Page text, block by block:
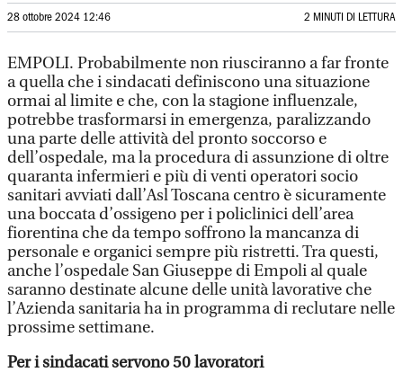
28 ottobre 2024 12:46 2 MINUTI DI LETTURA
EMPOLI. Probabilmente non riusciranno a far fronte
a quella che i sindacati definiscono una situazione
ormai al limite e che, con la stagione influenzale,
potrebbe trasformarsi in emergenza, paralizzando
una parte delle attività del pronto soccorso e
dell’ospedale, ma la procedura di assunzione di oltre
quaranta infermieri e più di venti operatori socio
sanitari avviati dall’Asl Toscana centro è sicuramente
una boccata d’ossigeno per i policlinici dell’area
fiorentina che da tempo soffrono la mancanza di
personale e organici sempre più ristretti. Tra questi,
anche l’ospedale San Giuseppe di Empoli al quale
saranno destinate alcune delle unità lavorative che
l’Azienda sanitaria ha in programma di reclutare nelle
prossime settimane.
Per i sindacati servono 50 lavoratori